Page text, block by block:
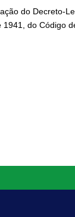
do Decreto-
do Código